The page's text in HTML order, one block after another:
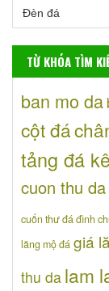
Đèn đá
TỪ KHÓA TÌM
ban mo da
cột đá
tảng đá
cuon thu da
cuốn thư đá đình
lăng mộ đá giá
thu da lam